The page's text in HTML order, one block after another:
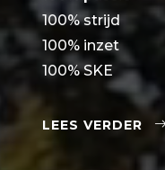
100% strijd
100% inzet
100% SKE
LEES VERDER